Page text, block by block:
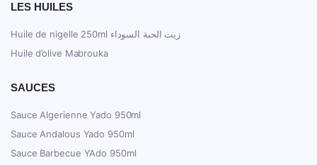
LES HUILES
Huile de nigelle 250ml زيت الحبة السوداء
Huile d’olive Mabrouka
SAUCES
Sauce Algerienne Yado 950ml
Sauce Andalous Yado 950ml
Sauce Barbecue YAdo 950ml